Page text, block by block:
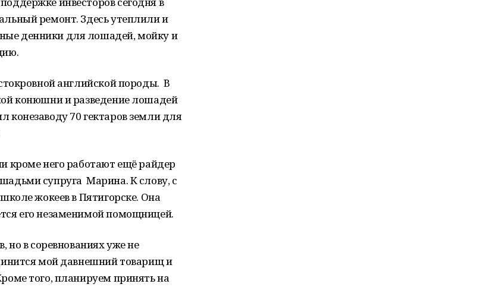
ремонт. Здесь утеплили и
денники для лошадей, мойку и
английской породы. В
конюшни и разведение лошадей
70 гектаров земли для
кроме него работают ещё райдер
супруга Марина. К слову, с
жокеев в Пятигорске. Она
его незаменимой помощницей.
но в соревнованиях уже не
мой давнешний товарищ и
того, планируем принять на